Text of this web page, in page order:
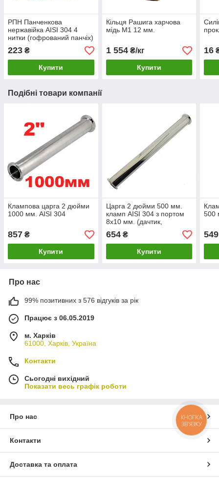
РПН Панченкова
нержавійка АІЅІ 304 4
нитки (гофрований панчіх)
223 ₴
Купити
Кільця Рашига харчова
мідь М1 12 мм.
1 554₴/кг
Купити
16
Подібні товари компанії
Клампова царга 2 дюйми
1000 мм. AISI 304
857 ₴
Купити
Царга 2 дюйми 500 мм.
кламп AISI 304 з портом
8х10 мм. (дачтик,
654₴
Купити
500
549
Про нас
99% позитивних з 576 відгуків за рік
Працює з 06.05.2019
м. Харків
61000, Харків, Україна
Контакти
Сьогодні вихідний
Показати весь графік роботи
Про нас
Контакти
Доставка та оплата
КНОПКА
ЗВ'ЯЗКУ